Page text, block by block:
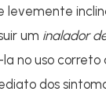
um inalador
no uso correto
dos